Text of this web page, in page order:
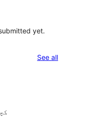
yet.
See allreviews